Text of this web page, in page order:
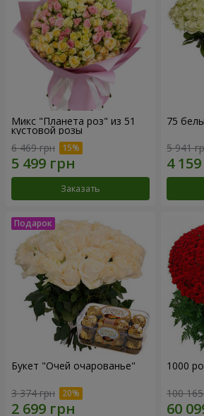
Микс "Планета роз" из 51
кустовой розы
6 469 грн
Заказать
75
5 941
Букет "Очей очарованье"
3 374 грн
1000
100